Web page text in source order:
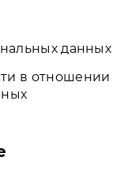
данных
в отношении